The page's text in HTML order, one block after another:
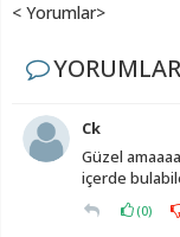
< Yorumlar>
YORUMLAR
Ck
Güzel
içerde
(0)